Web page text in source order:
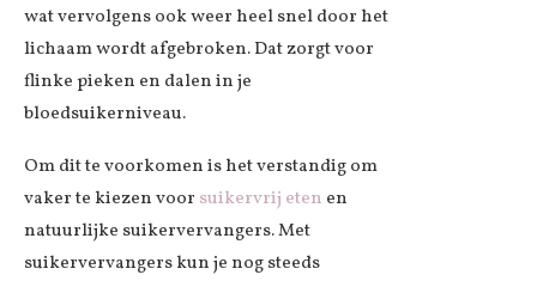
wat vervolgens ook weer heel snel door het
lichaam wordt afgebroken. Dat zorgt voor
flinke pieken en dalen in je
bloedsuikerniveau.
Om dit te voorkomen is het verstandig om
vaker te kiezen voor suikervrij eten en
natuurlijke suikervervangers. Met
suikervervangers kun je nog steeds